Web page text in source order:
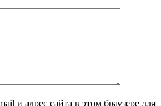
и адрес сайта в этом браузере для